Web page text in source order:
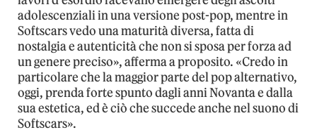
adolescenziali in una versione post-pop, mentre in
Softscars vedo una maturità diversa, fatta di
nostalgia e autenticità che non si sposa per forza ad
un genere preciso», afferma a proposito. «Credo in
particolare che la maggior parte del pop alternativo,
oggi, prenda forte spunto dagli anni Novanta e dalla
sua estetica, ed è ciò che succede anche nel suono di
Softscars».